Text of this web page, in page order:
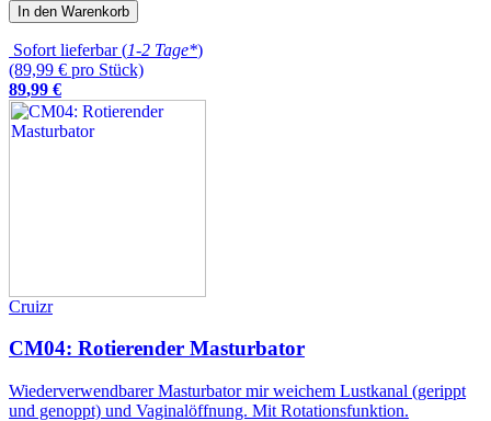
In den Warenkorb
Sofort lieferbar (1-2 Tage*)
(89,99 € pro Stück)
89,99 €
Cruizr
CM04: Rotierender Masturbator
Wiederverwendbarer Masturbator mir weichem Lustkanal (gerippt
und genoppt) und Vaginalöffnung. Mit Rotationsfunktion.